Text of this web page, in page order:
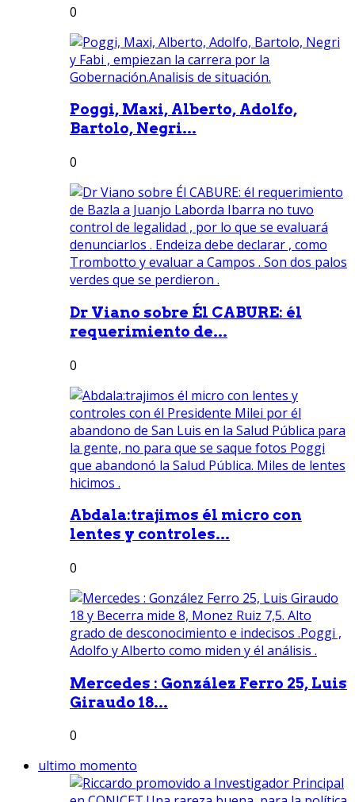
0
Poggi, Maxi, Alberto, Adolfo,
Bartolo, Negri...
0
Dr Viano sobre Él CABURE: él
requerimiento de...
0
Abdala:trajimos él micro con
lentes y controles...
0
Mercedes : González Ferro 25, Luis
Giraudo 18...
0
ultimo momento